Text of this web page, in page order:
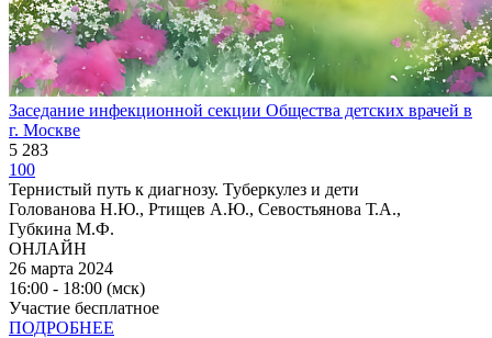
Заседание инфекционной секции Общества детских врачей в
г. Москве
5 283
100
Тернистый путь к диагнозу. Туберкулез и дети
Голованова Н.Ю., Ртищев А.Ю., Севостьянова Т.А.,
Губкина М.Ф.
ОНЛАЙН
26 марта 2024
16:00 - 18:00 (мск)
Участие бесплатное
ПОДРОБНЕЕ